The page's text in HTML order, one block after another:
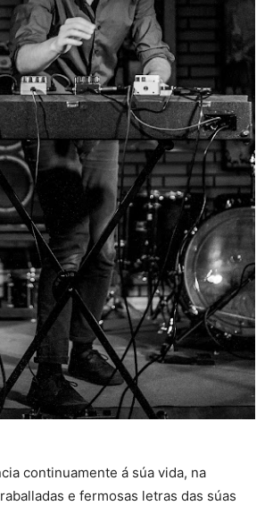
continuamente á súa vida, na
e fermosas letras das súas